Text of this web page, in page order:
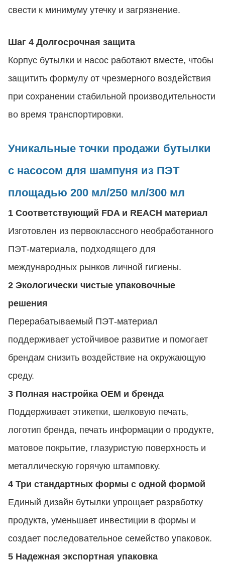
свести к минимуму утечку и загрязнение.
Шаг 4 Долгосрочная защита
Корпус бутылки и насос работают вместе, чтобы
защитить формулу от чрезмерного воздействия
при сохранении стабильной производительности
во время транспортировки.
Уникальные точки продажи бутылки
с насосом для шампуня из ПЭТ
площадью 200 мл/250 мл/300 мл
1 Соответствующий FDA и REACH материал
Изготовлен из первоклассного необработанного
ПЭТ-материала, подходящего для
международных рынков личной гигиены.
2 Экологически чистые упаковочные
решения
Перерабатываемый ПЭТ-материал
поддерживает устойчивое развитие и помогает
брендам снизить воздействие на окружающую
среду.
3 Полная настройка OEM и бренда
Поддерживает этикетки, шелковую печать,
логотип бренда, печать информации о продукте,
матовое покрытие, глазуристую поверхность и
металлическую горячую штамповку.
4 Три стандартных формы с одной формой
Единый дизайн бутылки упрощает разработку
продукта, уменьшает инвестиции в формы и
создает последовательное семейство упаковок.
5 Надежная экспортная упаковка